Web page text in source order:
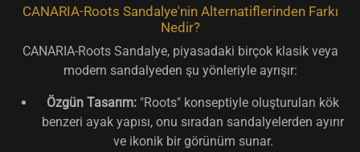
CANARIA-Roots Sandalye'nin Alternatiflerinden Farkı
Nedir?
CANARIA-Roots Sandalye, piyasadaki birçok klasik veya
modern sandalyeden şu yönleriyle ayrışır:
Özgün Tasarım: "Roots" konseptiyle oluşturulan kök
benzeri ayak yapısı, onu sıradan sandalyelerden ayırır
ve ikonik bir görünüm sunar.